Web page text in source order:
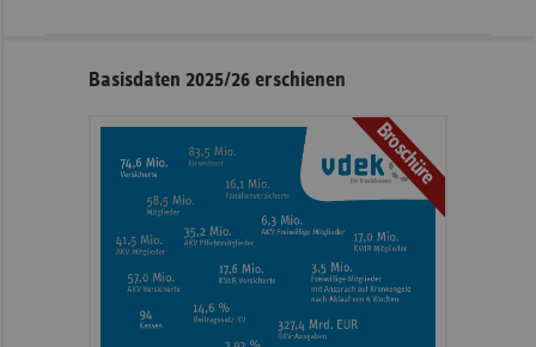
Seitennavigation
Seitenleiste
Informationen
Basisdaten 2025/26 erschienen
Broschüre